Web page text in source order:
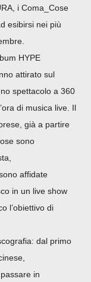
i Coma_Cose
esibirsi nei più
HYPE
attirato sul
spettacolo a 360
di musica live. Il
già a partire
sono
affidate
in un live show
l’obiettivo di
dal primo
in